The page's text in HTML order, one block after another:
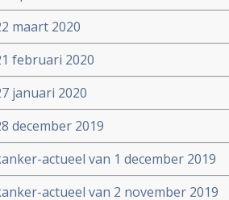
maart 2020
februari 2020
januari 2020
december 2019
actueel van 1 december 2019
actueel van 2 november 2019